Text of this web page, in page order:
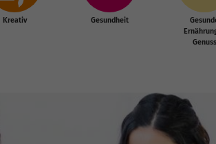
Kreativ Gesundheit
Genuss